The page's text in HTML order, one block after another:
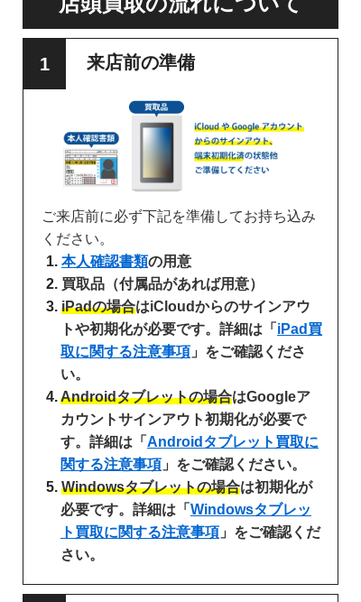
来店前の準備
ご来店前に必ず下記を準備してお持ち込み
ください。
本人確認書類の用意
買取品（付属品があれば用意）
iPadの場合はiCloudからのサインアウ
トや初期化が必要です。詳細は「 iPad買
取に関する注意事項 」をご確認くださ
い。
Androidタブレットの場合はGoogleア
カウントサインアウト初期化が必要で
す。詳細は「 Androidタブレット買取に
関する注意事項 」をご確認ください。
Windowsタブレットの場合は初期化が
必要です。詳細は「 Windowsタブレッ
ト買取に関する注意事項 」をご確認くだ
さい。